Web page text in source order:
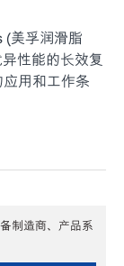
(美孚润滑脂
性能的长效复
用和工作条
制造商、产品系